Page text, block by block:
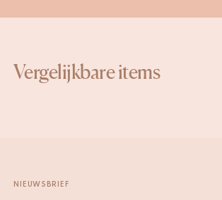
Vergelijkbare items
NIEUWSBRIEF